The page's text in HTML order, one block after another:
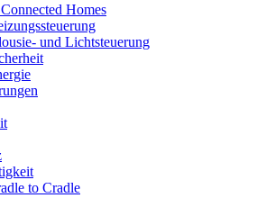
Homes
und Lichtsteuerung
to Cradle